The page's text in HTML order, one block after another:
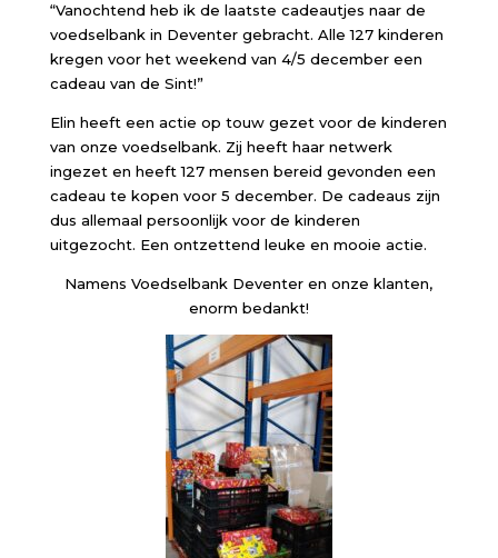
“Vanochtend heb ik de laatste cadeautjes naar de
voedselbank in Deventer gebracht. Alle 127 kinderen
kregen voor het weekend van 4/5 december een
cadeau van de Sint!”
Elin heeft een actie op touw gezet voor de kinderen
van onze voedselbank. Zij heeft haar netwerk
ingezet en heeft 127 mensen bereid gevonden een
cadeau te kopen voor 5 december. De cadeaus zijn
dus allemaal persoonlijk voor de kinderen
uitgezocht. Een ontzettend leuke en mooie actie.
Namens Voedselbank Deventer en onze klanten,
enorm bedankt!